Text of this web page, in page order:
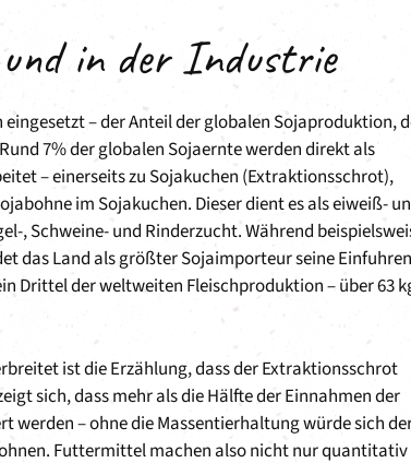
in der Industrie
– der Anteil der globalen Sojaproduktion,
7% der globalen Sojaernte werden direkt als
– einerseits zu Sojakuchen (Extraktionsschrot),
im Sojakuchen. Dieser dient es als eiweiß-
, Schweine- und Rinderzucht. Während
das Land als größter Sojaimporteur seine Einfuhren
Drittel der weltweiten Fleischproduktion – über 63
ist die Erzählung, dass der Extraktionsschrot
sich, dass mehr als die Hälfte der Einnahmen der
– ohne die Massentierhaltung würde sich
Futtermittel machen also nicht nur quantitativ